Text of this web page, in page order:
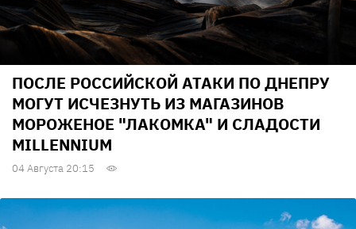
ПОСЛЕ РОССИЙСКОЙ АТАКИ ПО ДНЕПРУ
МОГУТ ИСЧЕЗНУТЬ ИЗ МАГАЗИНОВ
МОРОЖЕНОЕ "ЛАКОМКА" И СЛАДОСТИ
MILLENNIUM
04 Августа 20:15